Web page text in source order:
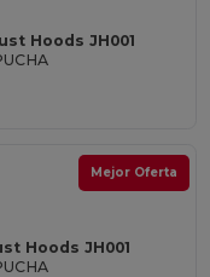
Hoods JH001
Mejor Oferta
Hoods JH001